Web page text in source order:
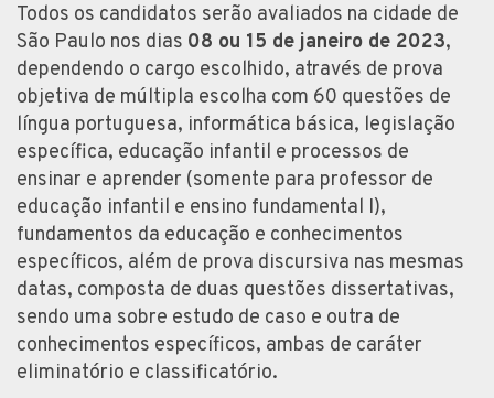
Todos os candidatos serão avaliados na cidade de
São Paulo nos dias 08 ou 15 de janeiro de 2023,
dependendo o cargo escolhido, através de prova
objetiva de múltipla escolha com 60 questões de
língua portuguesa, informática básica, legislação
específica, educação infantil e processos de
ensinar e aprender (somente para professor de
educação infantil e ensino fundamental I),
fundamentos da educação e conhecimentos
específicos, além de prova discursiva nas mesmas
datas, composta de duas questões dissertativas,
sendo uma sobre estudo de caso e outra de
conhecimentos específicos, ambas de caráter
eliminatório e classificatório.